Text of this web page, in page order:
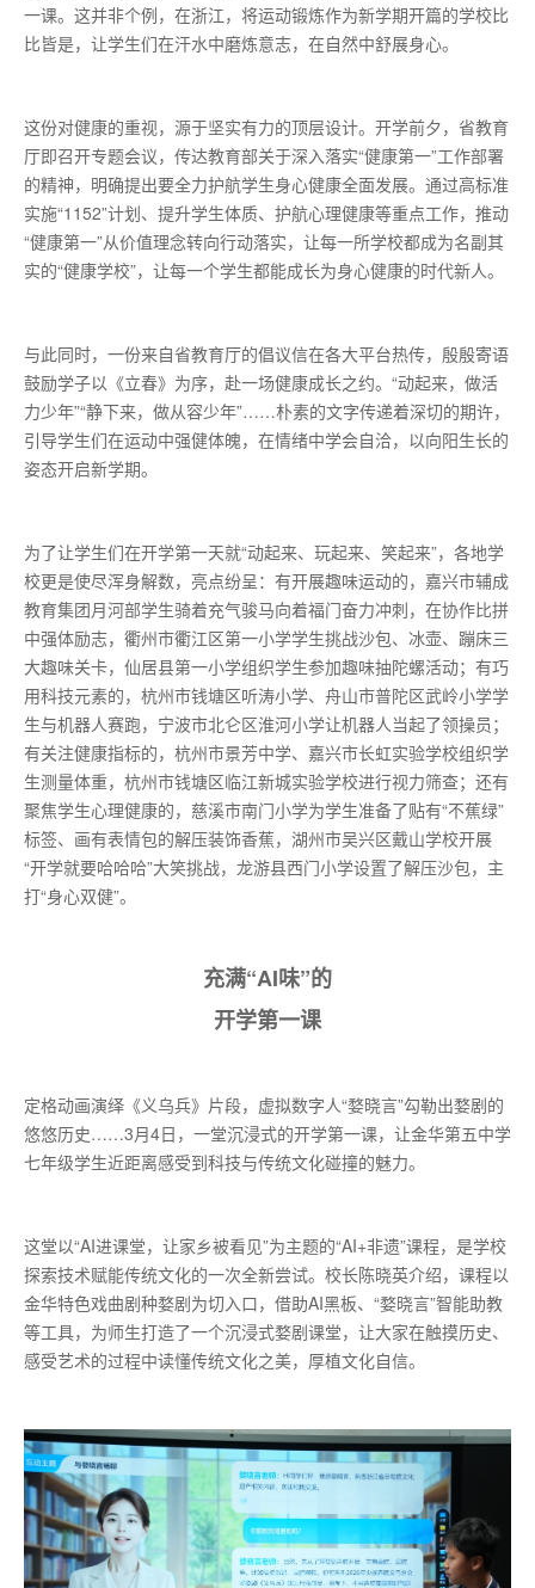
一课。这并非个例，在浙江，将运动锻炼作为新学期开篇的学校比
比皆是，让学生们在汗水中磨炼意志，在自然中舒展身心。
这份对健康的重视，源于坚实有力的顶层设计。开学前夕，省教育
厅即召开专题会议，传达教育部关于深入落实“健康第一”工作部署
的精神，明确提出要全力护航学生身心健康全面发展。通过高标准
实施“1152”计划、提升学生体质、护航心理健康等重点工作，推动
“健康第一”从价值理念转向行动落实，让每一所学校都成为名副其
实的“健康学校”，让每一个学生都能成长为身心健康的时代新人。
与此同时，一份来自省教育厅的倡议信在各大平台热传，殷殷寄语
鼓励学子以《立春》为序，赴一场健康成长之约。“动起来，做活
力少年”“静下来，做从容少年”……朴素的文字传递着深切的期许，
引导学生们在运动中强健体魄，在情绪中学会自洽，以向阳生长的
姿态开启新学期。
为了让学生们在开学第一天就“动起来、玩起来、笑起来”，各地学
校更是使尽浑身解数，亮点纷呈：有开展趣味运动的，嘉兴市辅成
教育集团月河部学生骑着充气骏马向着福门奋力冲刺，在协作比拼
中强体励志，衢州市衢江区第一小学学生挑战沙包、冰壶、蹦床三
大趣味关卡，仙居县第一小学组织学生参加趣味抽陀螺活动；有巧
用科技元素的，杭州市钱塘区听涛小学、舟山市普陀区武岭小学学
生与机器人赛跑，宁波市北仑区淮河小学让机器人当起了领操员；
有关注健康指标的，杭州市景芳中学、嘉兴市长虹实验学校组织学
生测量体重，杭州市钱塘区临江新城实验学校进行视力筛查；还有
聚焦学生心理健康的，慈溪市南门小学为学生准备了贴有“不蕉绿”
标签、画有表情包的解压装饰香蕉，湖州市吴兴区戴山学校开展
“开学就要哈哈哈”大笑挑战，龙游县西门小学设置了解压沙包，主
打“身心双健”。
充满“AI味”的
开学第一课
定格动画演绎《义乌兵》片段，虚拟数字人“婺晓言”勾勒出婺剧的
悠悠历史……3月4日，一堂沉浸式的开学第一课，让金华第五中学
七年级学生近距离感受到科技与传统文化碰撞的魅力。
这堂以“AI进课堂，让家乡被看见”为主题的“AI+非遗”课程，是学校
探索技术赋能传统文化的一次全新尝试。校长陈晓英介绍，课程以
金华特色戏曲剧种婺剧为切入口，借助AI黑板、“婺晓言”智能助教
等工具，为师生打造了一个沉浸式婺剧课堂，让大家在触摸历史、
感受艺术的过程中读懂传统文化之美，厚植文化自信。